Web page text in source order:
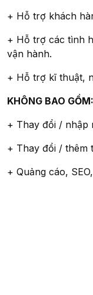
+ Hỗ trợ khách
+ Hỗ trợ các tình
vận hành.
+ Hỗ trợ kĩ thuật,
KHÔNG BAO GỒM:
+ Thay đổi / nhập
+ Thay đổi / thêm
+ Quảng cáo,